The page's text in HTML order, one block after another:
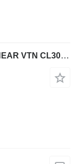
Kobelco K909LC-II + HYDRAULIC SHEAR VTN CL300 (2004)